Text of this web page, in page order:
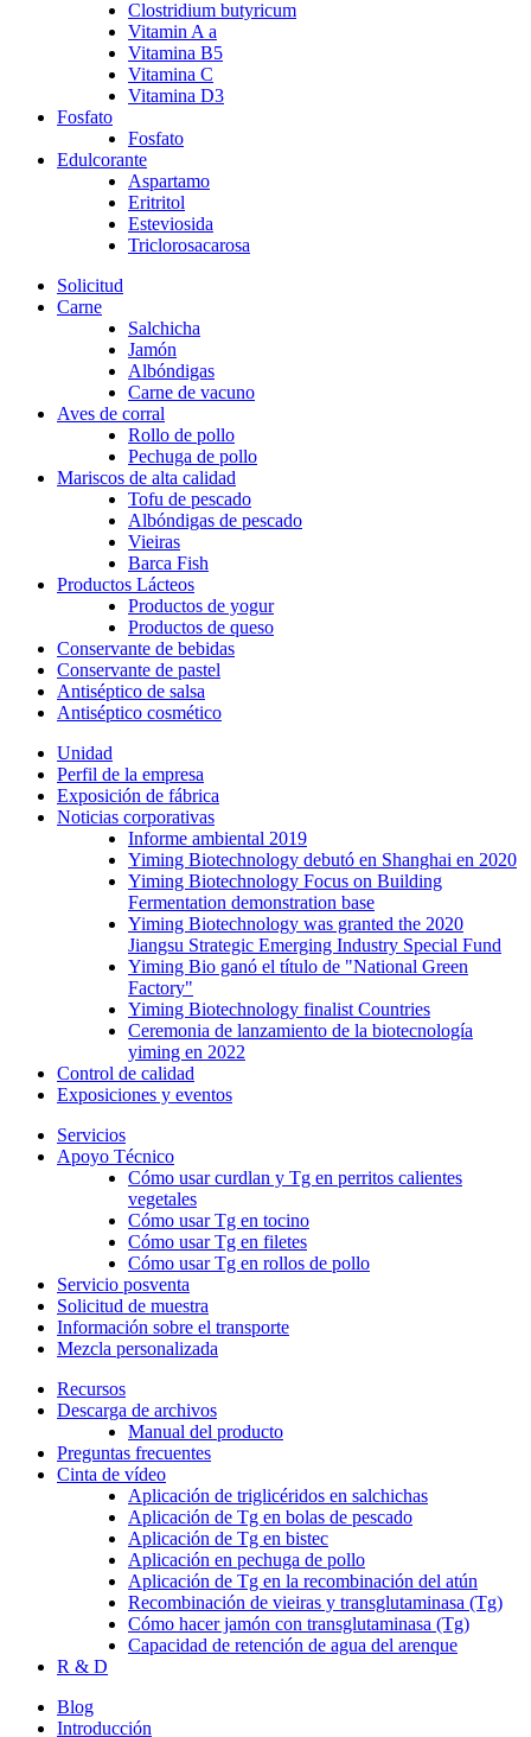
Clostridium butyricum
Vitamin A a
Vitamina B5
Vitamina C
Vitamina D3
Fosfato
Fosfato
Edulcorante
Aspartamo
Eritritol
Esteviosida
Triclorosacarosa
Solicitud
Carne
Salchicha
Jamón
Albóndigas
Carne de vacuno
Aves de corral
Rollo de pollo
Pechuga de pollo
Mariscos de alta calidad
Tofu de pescado
Albóndigas de pescado
Vieiras
Barca Fish
Productos Lácteos
Productos de yogur
Productos de queso
Conservante de bebidas
Conservante de pastel
Antiséptico de salsa
Antiséptico cosmético
Unidad
Perfil de la empresa
Exposición de fábrica
Noticias corporativas
Informe ambiental 2019
Yiming Biotechnology debutó en Shanghai en 2020
Yiming Biotechnology Focus on Building
Fermentation demonstration base
Yiming Biotechnology was granted the 2020
Jiangsu Strategic Emerging Industry Special Fund
Yiming Bio ganó el título de "National Green
Factory"
Yiming Biotechnology finalist Countries
Ceremonia de lanzamiento de la biotecnología
yiming en 2022
Control de calidad
Exposiciones y eventos
Servicios
Apoyo Técnico
Cómo usar curdlan y Tg en perritos calientes
vegetales
Cómo usar Tg en tocino
Cómo usar Tg en filetes
Cómo usar Tg en rollos de pollo
Servicio posventa
Solicitud de muestra
Información sobre el transporte
Mezcla personalizada
Recursos
Descarga de archivos
Manual del producto
Preguntas frecuentes
Cinta de vídeo
Aplicación de triglicéridos en salchichas
Aplicación de Tg en bolas de pescado
Aplicación de Tg en bistec
Aplicación en pechuga de pollo
Aplicación de Tg en la recombinación del atún
Recombinación de vieiras y transglutaminasa (Tg)
Cómo hacer jamón con transglutaminasa (Tg)
Capacidad de retención de agua del arenque
R & D
Blog
Introducción